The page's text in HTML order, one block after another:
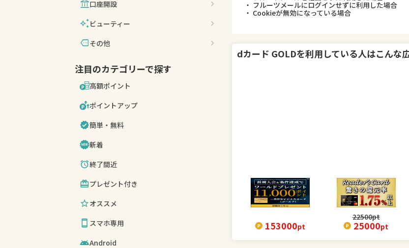
account_balance口座開設
auto_awesomeビューティー
moreその他
注目のカテゴリーで探す
高額ポイント
ポイントアップ
簡単・無料
新着
終了間近
プレゼント付き
オススメ
スマホ専用
Android
・ フルーツメールにログインせずに利用した場合
・ Cookieが無効になっている場合
dカード GOLDを利用している人はこんな
153000pt
22500pt
25000pt